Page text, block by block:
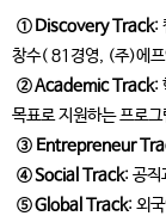
① Discovery Track:
창수( 81경영, (주)에프
② Academic Track:
목표로 지원하는 프로그
③ Entrepreneur
④ Social Track: 공직
⑤ Global Track: 외